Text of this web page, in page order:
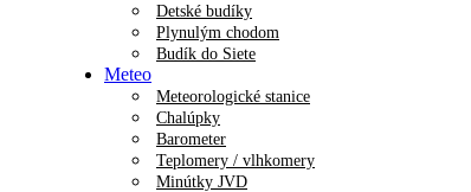
Detské budíky
Plynulým chodom
Budík do Siete
Meteo
Meteorologické stanice
Chalúpky
Barometer
Teplomery / vlhkomery
Minútky JVD